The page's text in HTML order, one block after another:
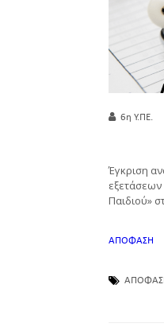
6η Υ.ΠΕ.
Έγκριση
Παιδιού»
ΑΠΟΦΑΣΗ